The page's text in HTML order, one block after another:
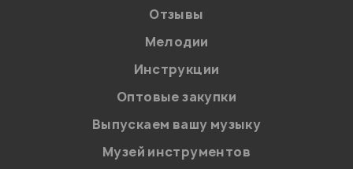
Отзывы
Мелодии
Инструкции
Оптовые закупки
Выпускаем вашу музыку
Музей инструментов